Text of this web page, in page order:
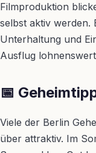
Filmproduktion
selbst aktiv werden.
Unterhaltung und
Ausflug
📅
Viele der Berlin
über attraktiv. Im